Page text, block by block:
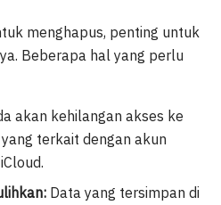
menghapus, penting untuk
Beberapa hal yang perlu
akan kehilangan akses ke
yang terkait dengan akun
Data yang tersimpan di